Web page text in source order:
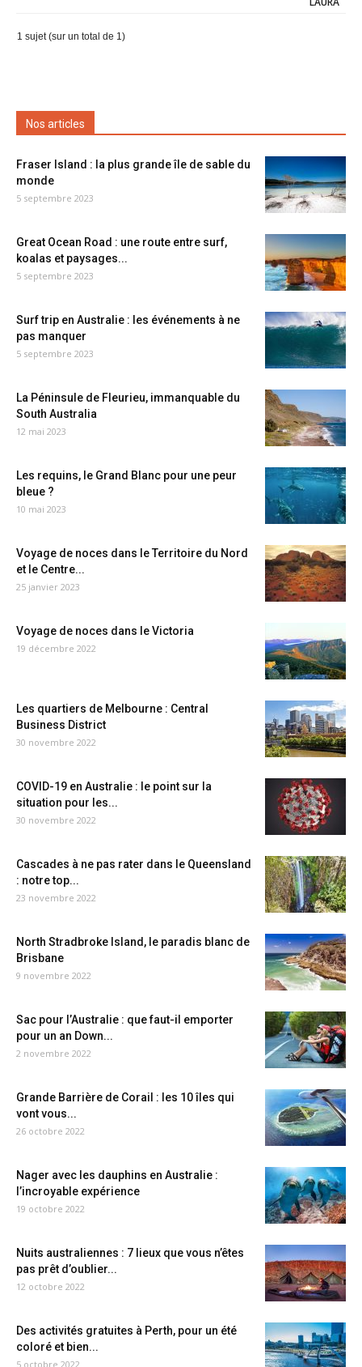
1 sujet (sur un total de 1)
Nos articles
Fraser Island : la plus grande île de sable du
monde
5 septembre 2023
Great Ocean Road : une route entre surf,
koalas et paysages...
5 septembre 2023
Surf trip en Australie : les événements à ne
pas manquer
5 septembre 2023
La Péninsule de Fleurieu, immanquable du
South Australia
12 mai 2023
Les requins, le Grand Blanc pour une peur
bleue ?
10 mai 2023
Voyage de noces dans le Territoire du Nord
et le Centre...
25 janvier 2023
Voyage de noces dans le Victoria
19 décembre 2022
Les quartiers de Melbourne : Central
Business District
30 novembre 2022
COVID-19 en Australie : le point sur la
situation pour les...
30 novembre 2022
Cascades à ne pas rater dans le Queensland
: notre top...
23 novembre 2022
North Stradbroke Island, le paradis blanc de
Brisbane
9 novembre 2022
Sac pour l’Australie : que faut-il emporter
pour un an Down...
2 novembre 2022
Grande Barrière de Corail : les 10 îles qui
vont vous...
26 octobre 2022
Nager avec les dauphins en Australie :
l’incroyable expérience
19 octobre 2022
Nuits australiennes : 7 lieux que vous n’êtes
pas prêt d’oublier...
12 octobre 2022
Des activités gratuites à Perth, pour un été
coloré et bien...
5 octobre 2022